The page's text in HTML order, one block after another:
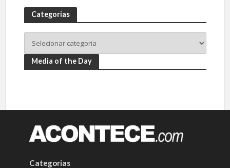
Categorias
Media of the Day
Categorias